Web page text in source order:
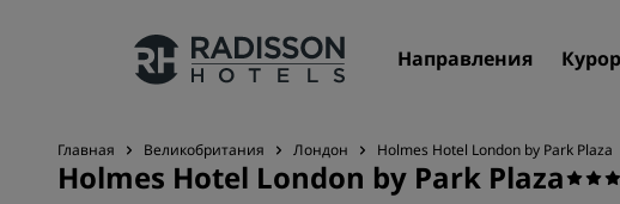
Направления
Наши бренды
Главная Великобритания Лондон Holmes Hotel London by Park Plaza
Holmes Hotel London by Park Plaza